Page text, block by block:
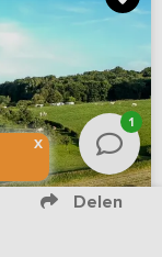
X
1
Delen